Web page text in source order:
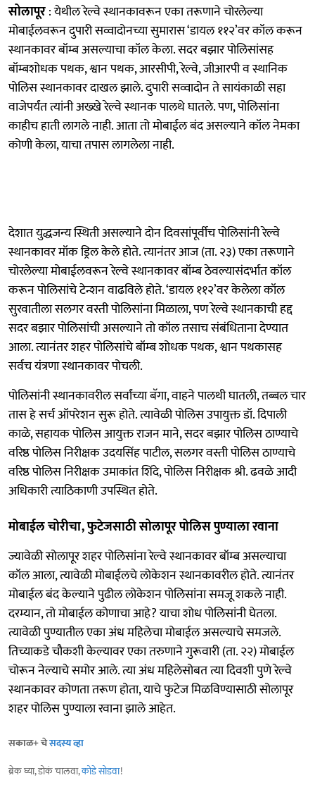
सोलापूर: येथील रेल्वे स्थानकावरून एका तरूणाने चोरलेल्या
मोबाईलवरून दुपारी सव्वादोनच्या सुमारास ‘डायल ११२’वर कॉल करून
स्थानकावर बॉम्ब असल्याचा कॉल केला. सदर बझार पोलिसांसह
बॉम्बशोधक पथक, श्वान पथक, आरसीपी, रेल्वे, जीआरपी व स्थानिक
पोलिस स्थानकावर दाखल झाले. दुपारी सव्वादोन ते सायंकाळी सहा
वाजेपर्यंत त्यांनी अख्खे रेल्वे स्थानक पालथे घातले. पण, पोलिसांना
काहीच हाती लागले नाही. आता तो मोबाईल बंद असल्याने कॉल नेमका
कोणी केला, याचा तपास लागलेला नाही.
देशात युद्धजन्य स्थिती असल्याने दोन दिवसांपूर्वीच पोलिसांनी रेल्वे
स्थानकावर मॉक ड्रिल केले होते. त्यानंतर आज (ता. २३) एका तरूणाने
चोरलेल्या मोबाईलवरून रेल्वे स्थानकावर बॉम्ब ठेवल्यासंदर्भात कॉल
करून पोलिसांचे टेन्शन वाढविले होते. ‘डायल ११२’वर केलेला कॉल
सुरवातीला सलगर वस्ती पोलिसांना मिळाला, पण रेल्वे स्थानकाची हद्द
सदर बझार पोलिसांची असल्याने तो कॉल तसाच संबंधिताना देण्यात
आला. त्यानंतर शहर पोलिसांचे बॉम्ब शोधक पथक, श्वान पथकासह
सर्वच यंत्रणा स्थानकावर पोचली.
पोलिसांनी स्थानकावरील सर्वांच्या बॅगा, वाहने पालथी घातली, तब्बल चार
तास हे सर्च ऑपरेशन सुरू होते. त्यावेळी पोलिस उपायुक्त डॉ. दिपाली
काळे, सहायक पोलिस आयुक्त राजन माने, सदर बझार पोलिस ठाण्याचे
वरिष्ठ पोलिस निरीक्षक उदयसिंह पाटील, सलगर वस्ती पोलिस ठाण्याचे
वरिष्ठ पोलिस निरीक्षक उमाकांत शिंदे, पोलिस निरीक्षक श्री. ढवळे आदी
अधिकारी त्याठिकाणी उपस्थित होते.
मोबाईल चोरीचा, फुटेजसाठी सोलापूर पोलिस पुण्याला रवाना
ज्यावेळी सोलापूर शहर पोलिसांना रेल्वे स्थानकावर बॉम्ब असल्याचा
कॉल आला, त्यावेळी मोबाईलचे लोकेशन स्थानकावरील होते. त्यानंतर
मोबाईल बंद केल्याने पुढील लोकेशन पोलिसांना समजू शकले नाही.
दरम्यान, तो मोबाईल कोणाचा आहे? याचा शोध पोलिसांनी घेतला.
त्यावेळी पुण्यातील एका अंध महिलेचा मोबाईल असल्याचे समजले.
तिच्याकडे चौकशी केल्यावर एका तरुणाने गुरूवारी (ता. २२) मोबाईल
चोरून नेल्याचे समोर आले. त्या अंध महिलेसोबत त्या दिवशी पुणे रेल्वे
स्थानकावर कोणता तरूण होता, याचे फुटेज मिळविण्यासाठी सोलापूर
शहर पोलिस पुण्याला रवाना झाले आहेत.
सकाळ+ चेसदस्य व्हा
ब्रेक घ्या, डोकं चालवा,कोडे सोडवा!